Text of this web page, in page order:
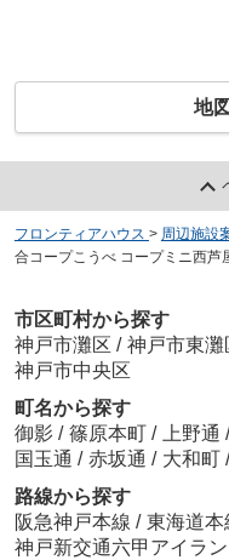
地
フロンティアハウス > 周辺施設
合コープこうべ コープミニ西芦
市区町村から探す
神戸市灘区 / 神戸市東灘
神戸市中央区
町名から探す
御影 / 篠原本町 / 上野通 /
国玉通 / 赤坂通 / 大和町 /
路線から探す
阪急神戸本線 / 東海道本
神戸新交通六甲アイラ